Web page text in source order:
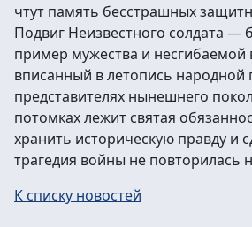
чтут память бесстрашных
Подвиг Неизвестного солдата —
пример мужества и несгибаемой
вписанный в летопись народной
представителях нынешнего
потомках лежит святая
хранить историческую правду и
трагедия войны не повторилась
К списку новостей